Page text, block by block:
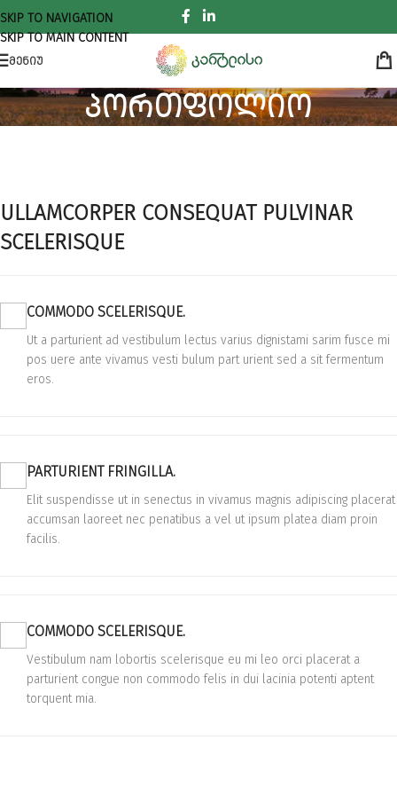
SKIP TO NAVIGATION
SKIP TO MAIN CONTENT
ᲛᲔᲜᲘᲣ
პორთფოლიო
ULLAMCORPER CONSEQUAT PULVINAR
SCELERISQUE
COMMODO SCELERISQUE.
Ut a parturient ad vestibulum lectus varius dignistami sarim fusce mi
pos uere ante vivamus vesti bulum part urient sed a sit fermentum
eros.
PARTURIENT FRINGILLA.
Elit suspendisse ut in senectus in vivamus magnis adipiscing placerat
accumsan laoreet nec penatibus a vel ut ipsum platea diam proin
facilis.
COMMODO SCELERISQUE.
Vestibulum nam lobortis scelerisque eu mi leo orci placerat a
parturient congue non commodo felis in dui lacinia potenti aptent
torquent mia.